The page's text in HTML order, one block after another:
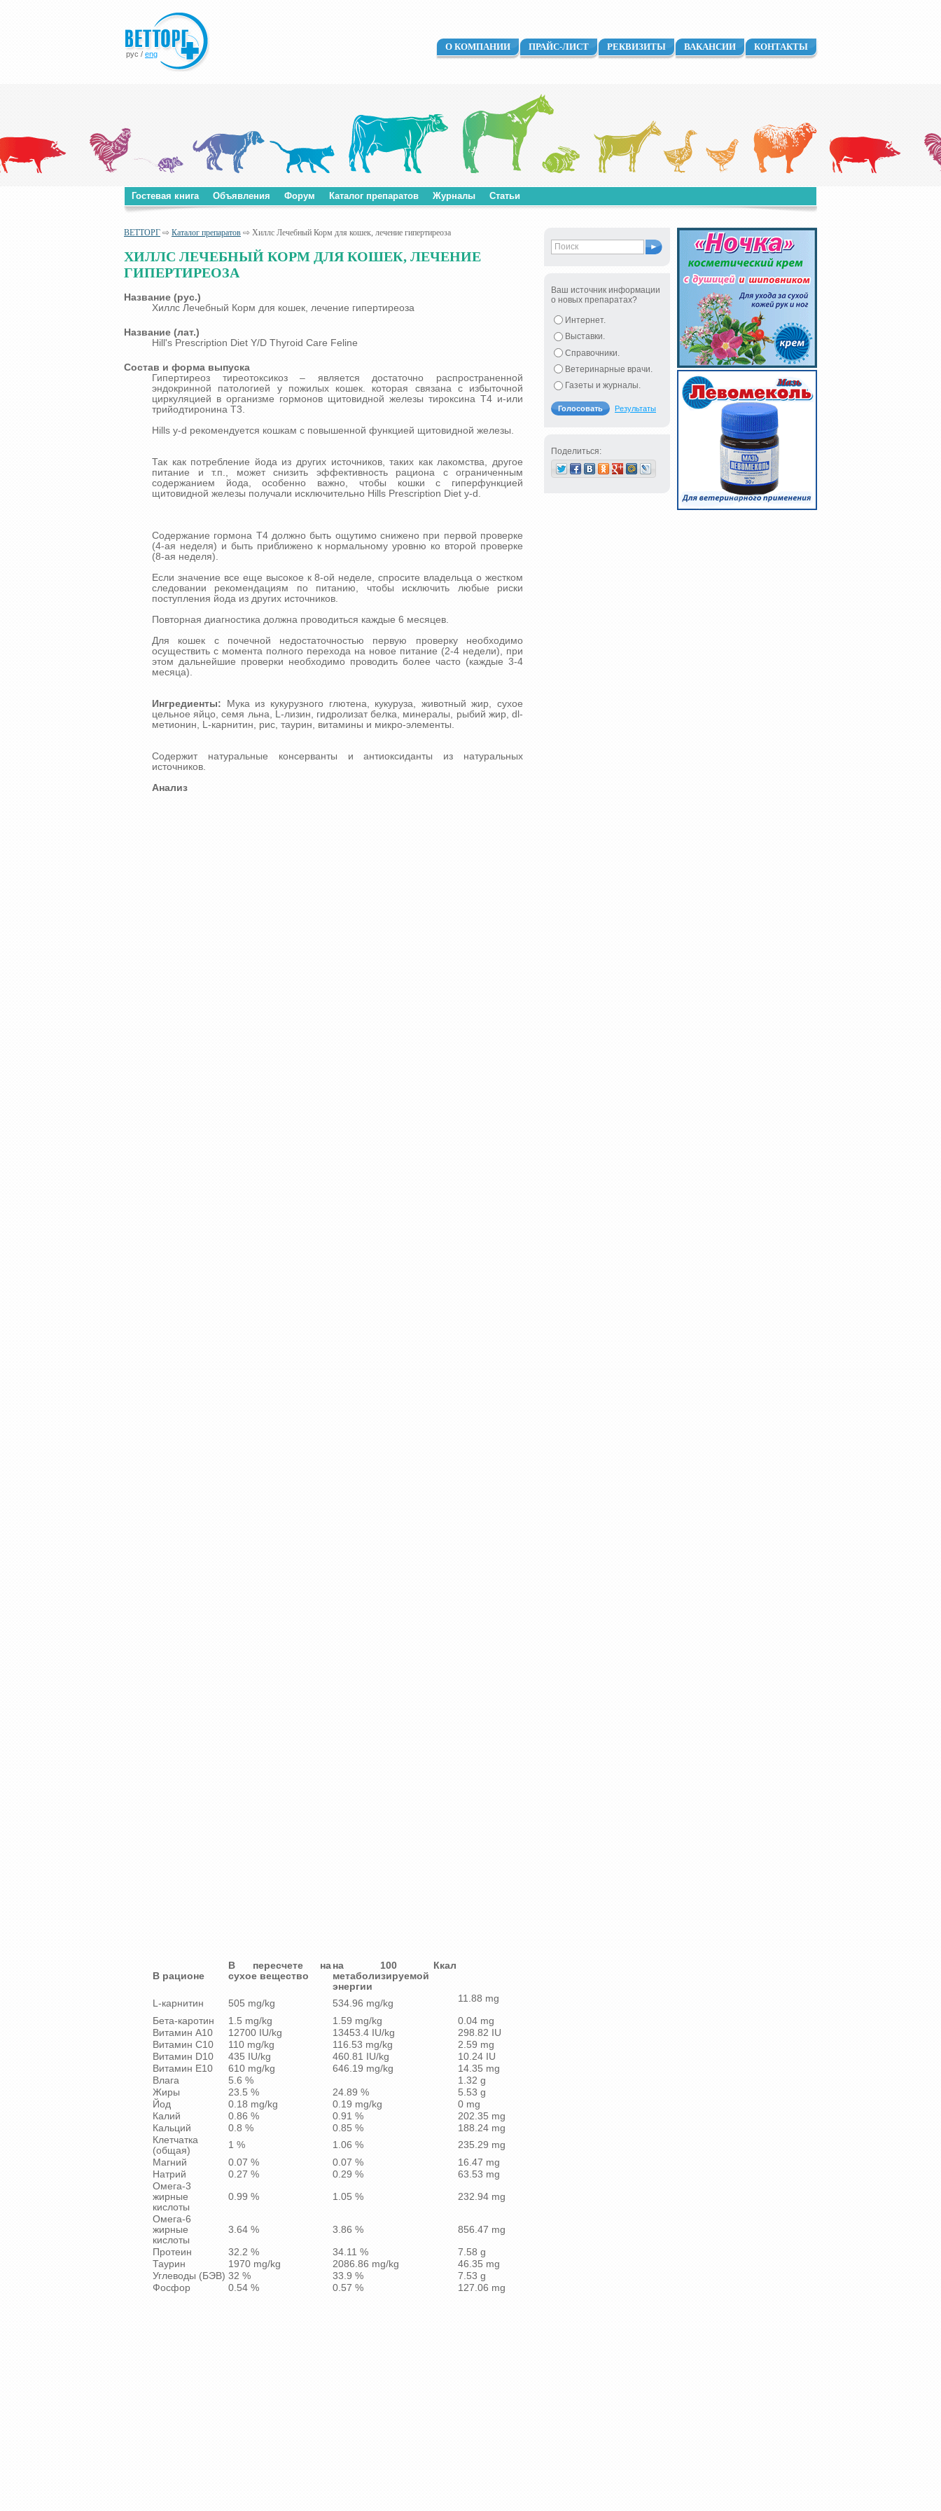
рус / eng
О КОМПАНИИ ПРАЙС-ЛИСТ РЕКВИЗИТЫ ВАКАНСИИ КОНТАКТЫ
Гостевая книга Объявления Форум Каталог препаратов Журналы Статьи
ВЕТТОРГ ⇨ Каталог препаратов ⇨ Хиллс Лечебный Корм для кошек, лечение гипертиреоза
ХИЛЛС ЛЕЧЕБНЫЙ КОРМ ДЛЯ КОШЕК, ЛЕЧЕНИЕ
ГИПЕРТИРЕОЗА
Название (рус.)
Хиллс Лечебный Корм для кошек, лечение гипертиреоза
Название (лат.)
Hill's Prescription Diet Y/D Thyroid Care Feline
Состав и форма выпуска
Гипертиреоз тиреотоксикоз – является достаточно распространенной
эндокринной патологией у пожилых кошек. которая связана с избыточной
циркуляцией в организме гормонов щитовидной железы тироксина Т4 и-или
трийодтиронина Т3.
Hills y-d рекомендуется кошкам с повышенной функцией щитовидной железы.
Так как потребление йода из других источников, таких как лакомства, другое
питание и т.п., может снизить эффективность рациона с ограниченным
содержанием йода, особенно важно, чтобы кошки с гиперфункцией
щитовидной железы получали исключительно Hills Prescription Diet y-d.
Содержание гормона T4 должно быть ощутимо снижено при первой проверке
(4-ая неделя) и быть приближено к нормальному уровню ко второй проверке
(8-ая неделя).
Если значение все еще высокое к 8-ой неделе, спросите владельца о жестком
следовании рекомендациям по питанию, чтобы исключить любые риски
поступления йода из других источников.
Повторная диагностика должна проводиться каждые 6 месяцев.
Для кошек с почечной недостаточностью первую проверку необходимо
осуществить с момента полного перехода на новое питание (2-4 недели), при
этом дальнейшие проверки необходимо проводить более часто (каждые 3-4
месяца).
Ингредиенты: Мука из кукурузного глютена, кукуруза, животный жир, сухое
цельное яйцо, семя льна, L-лизин, гидролизат белка, минералы, рыбий жир, dl-
метионин, L-карнитин, рис, таурин, витамины и микро-элементы.
Содержит натуральные консерванты и антиоксиданты из натуральных
источников.
Анализ
В рационе
В пересчете на
сухое вещество
на 100 Ккал
метаболизируемой
энергии
L-карнитин
505 mg/kg 534.96 mg/kg 11.88 mg
Бета-каротин 1.5 mg/kg 1.59 mg/kg
0.04 mg
Витамин A10
12700 IU/kg 13453.4 IU/kg
298.82 IU
Витамин C10
110 mg/kg 116.53 mg/kg
2.59 mg
Витамин D10
435 IU/kg 460.81 IU/kg
10.24 IU
Витамин E10
610 mg/kg 646.19 mg/kg
14.35 mg
Влага
5.6 %
1.32 g
Жиры
23.5 % 24.89 %
5.53 g
Йод
0.18 mg/kg 0.19 mg/kg
0 mg
Калий
0.86 % 0.91 %
202.35 mg
Кальций
0.8 % 0.85 %
188.24 mg
Клетчатка
(общая)
1 % 1.06 %
235.29 mg
Магний
0.07 % 0.07 %
16.47 mg
Натрий
0.27 % 0.29 %
63.53 mg
Омега-3
жирные
кислоты
0.99 % 1.05 % 232.94 mg
Омега-6
жирные
кислоты
3.64 % 3.86 % 856.47 mg
Протеин 32.2 % 34.11 %
7.58 g
Таурин
1970 mg/kg 2086.86 mg/kg
46.35 mg
Углеводы (БЭВ) 32 % 33.9 %
7.53 g
Фосфор
0.54 % 0.57 % 127.06 mg
Ваш источник информации
о новых препаратах?
Интернет.
Выставки.
Справочники.
Ветеринарные врачи.
Газеты и журналы.
Результаты
Поделиться: